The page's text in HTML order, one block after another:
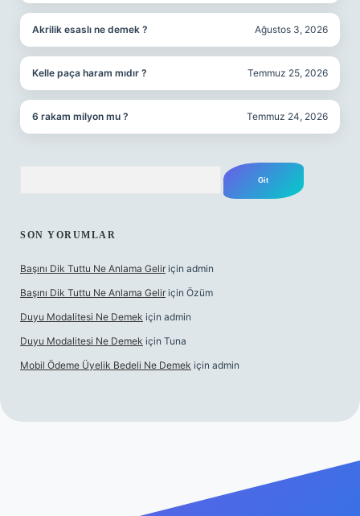
Akrilik esaslı ne demek ? Ağustos 3, 2026
Kelle paça haram mıdır ? Temmuz 25, 2026
6 rakam milyon mu ? Temmuz 24, 2026
SON YORUMLAR
Başını Dik Tuttu Ne Anlama Gelir için admin
Başını Dik Tuttu Ne Anlama Gelir için Özüm
Duyu Modalitesi Ne Demek için admin
Duyu Modalitesi Ne Demek için Tuna
Mobil Ödeme Üyelik Bedeli Ne Demek için admin